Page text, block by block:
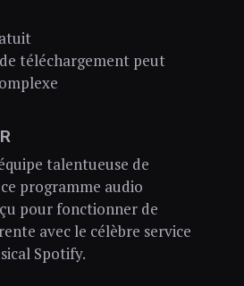
téléchargement peut
talentueuse de
programme audio
pour fonctionner de
avec le célèbre service
Spotify.